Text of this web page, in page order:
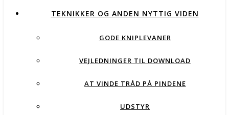
TEKNIKKER OG ANDEN NYTTIG VIDEN
GODE KNIPLEVANER
VEJLEDNINGER TIL DOWNLOAD
AT VINDE TRÅD PÅ PINDENE
UDSTYR